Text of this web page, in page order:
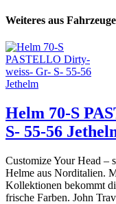
Weiteres aus
Helm 70-S
S- 55-56
Customize Your Head –
Helme aus Norditalien.
Kollektionen bekommt
frische Farben. John